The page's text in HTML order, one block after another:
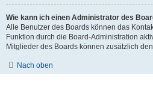
Wie kann ich einen Administrator des
Alle Benutzer des Boards können das
Funktion durch die Board-Administration
Mitglieder des Boards können zusätzlich
Nach oben